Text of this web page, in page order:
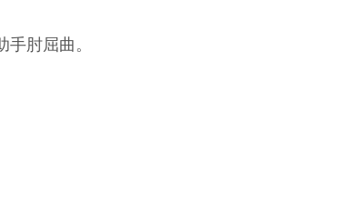
肘屈曲。